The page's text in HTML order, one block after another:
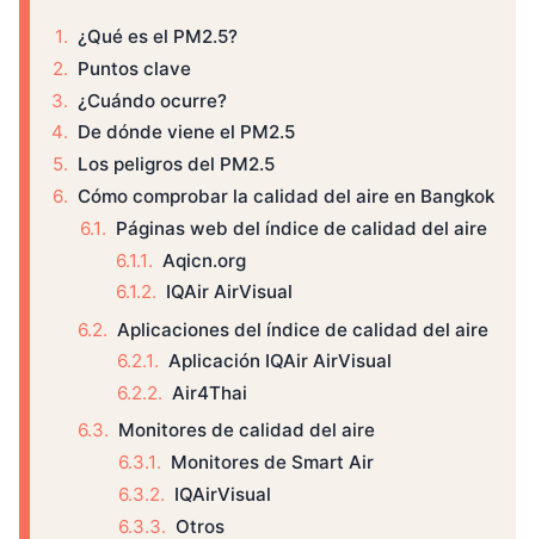
¿Qué es el PM2.5?
Puntos clave
¿Cuándo ocurre?
De dónde viene el PM2.5
Los peligros del PM2.5
Cómo comprobar la calidad del aire en Bangkok
Páginas web del índice de calidad del aire
Aqicn.org
IQAir AirVisual
Aplicaciones del índice de calidad del aire
Aplicación IQAir AirVisual
Air4Thai
Monitores de calidad del aire
Monitores de Smart Air
IQAirVisual
Otros